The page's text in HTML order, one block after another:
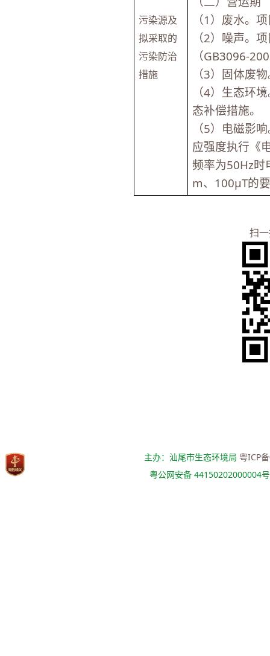
污染源及
拟采取的
污染防治
措施
（1）废水。
（2）噪声。
（GB3096-
（3）固体废
（4）生态环
态补偿措施。
（5）电磁影
应强度执行《
频率为50Hz时
m、100μT的
扫
主办：汕尾市生态环境局粤ICP
粤公网安备 44150202000004号